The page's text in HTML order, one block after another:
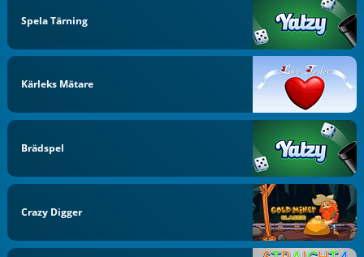
Spela Tärning
Kärleks Mätare
Brädspel
Crazy Digger